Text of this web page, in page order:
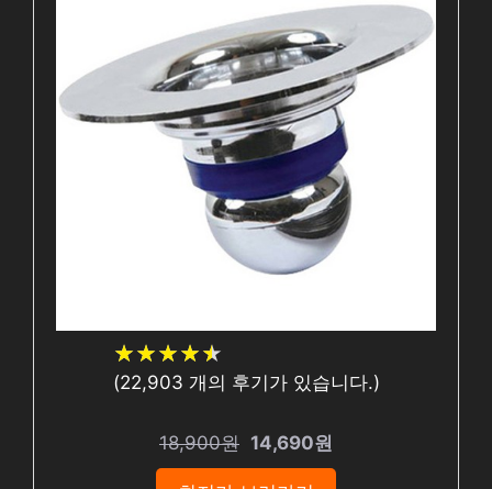
★★★★★
★★★★★
(22,903 개의 후기가 있습니다.)
18,900원 14,690원